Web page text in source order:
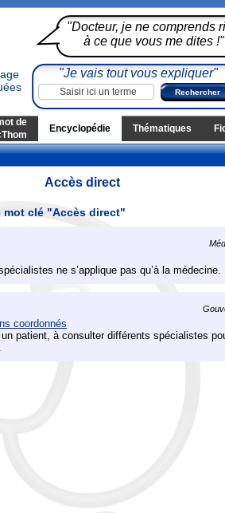
"Docteur, je ne comprends
à ce que vous me dites !"
"Je vais tout vous expliquer"
de
Encyclopédie Thématiques
Accès direct
mot clé "Accès direct"
ne s’applique pas qu’à la médecine.
coordonnés
patient, à consulter différents spécialistes